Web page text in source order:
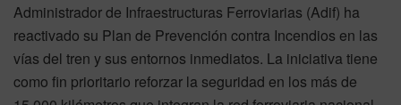
Administrador de Infraestructuras Ferroviarias (Adif) ha
reactivado su Plan de Prevención contra Incendios en las
vías del tren y sus entornos inmediatos. La iniciativa tiene
como fin prioritario reforzar la seguridad en los más de